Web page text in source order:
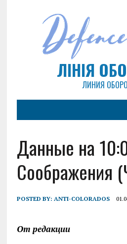
ЛІНІЯ
ЛИНИЯ
Данные на
Соображения
POSTED BY: ANTI-COLORADOS
От редакции